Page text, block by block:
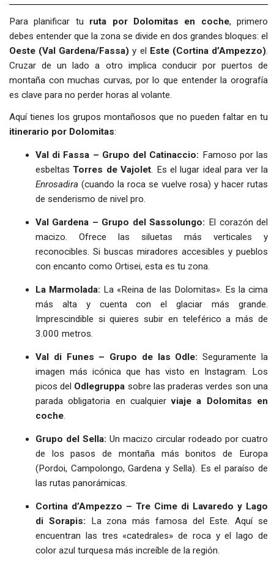
Para planificar tu ruta por Dolomitas en coche, primero
debes entender que la zona se divide en dos grandes bloques: el
Oeste (Val Gardena/Fassa) y el Este (Cortina d’Ampezzo).
Cruzar de un lado a otro implica conducir por puertos de
montaña con muchas curvas, por lo que entender la orografía
es clave para no perder horas al volante.
Aquí tienes los grupos montañosos que no pueden faltar en tu
itinerario por Dolomitas:
Val di Fassa – Grupo del Catinaccio: Famoso por las
esbeltasTorres de Vajolet. Es el lugar ideal para ver la
Enrosadira(cuando la roca se vuelve rosa) y hacer rutas
de senderismo de nivel pro.
Val Gardena – Grupo del Sassolungo: El corazón del
macizo. Ofrece las siluetas más verticales y
reconocibles. Si buscas miradores accesibles y pueblos
con encanto como Ortisei, esta es tu zona.
La Marmolada: La «Reina de las Dolomitas». Es la cima
más alta y cuenta con el glaciar más grande.
Imprescindible si quieres subir en teleférico a más de
3.000 metros.
Val di Funes – Grupo de las Odle: Seguramente la
imagen más icónica que has visto en Instagram. Los
picos del Odlegruppa sobre las praderas verdes son una
parada obligatoria en cualquierviaje a Dolomitas en
coche.
Grupo del Sella: Un macizo circular rodeado por cuatro
de los pasos de montaña más bonitos de Europa
(Pordoi, Campolongo, Gardena y Sella). Es el paraíso de
las rutas panorámicas.
Cortina d’Ampezzo – Tre Cime di Lavaredo y Lago
di Sorapis: La zona más famosa del Este. Aquí se
encuentran las tres «catedrales» de roca y el lago de
color azul turquesa más increíble de la región.